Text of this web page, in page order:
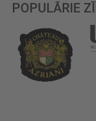
POPULĀRIE